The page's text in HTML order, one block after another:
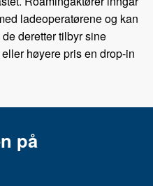
ladeoperatørene og kan
deretter tilbyr sine
høyere pris en drop-in
på